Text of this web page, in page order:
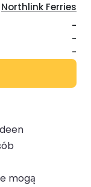
Northlink Ferries
-
-
-
mogą